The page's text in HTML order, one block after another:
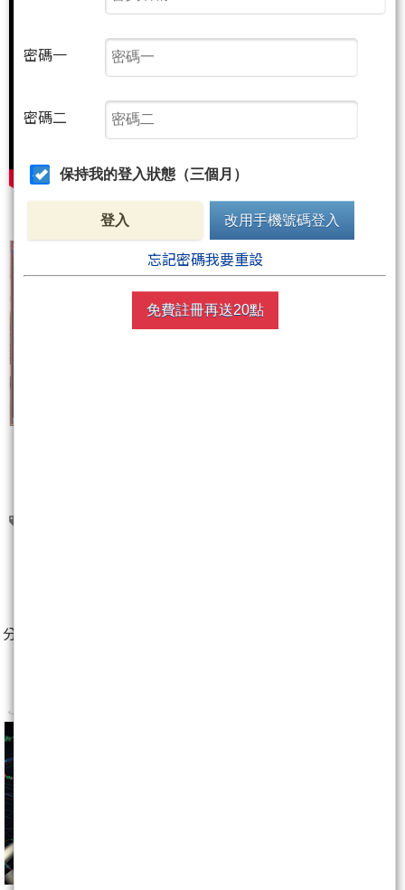
分享至：
密碼一
密碼二
保持我的登入狀態（三個月）
登入 改用手機號碼登入
忘記密碼我要重設
免費註冊再送20點